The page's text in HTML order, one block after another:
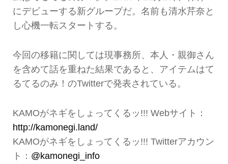
にデビューする新グループだ。名前も清水芹奈と
し心機一転スタートする。
今回の移籍に関しては現事務所、本人・親御さん
を含めて話を重ねた結果であると、アイテムはて
るてるのみ！のTwitterで発表されている。
KAMOがネギをしょってくるッ!!! Webサイト：
http://kamonegi.land/
KAMOがネギをしょってくるッ!!! Twitterアカウン
ト： @kamonegi_info